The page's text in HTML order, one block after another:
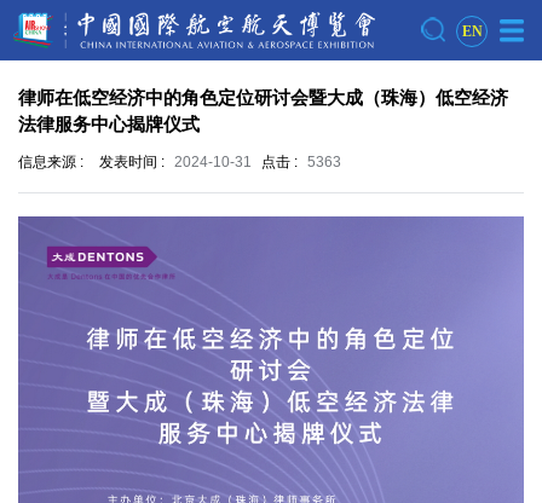
EN
律师在低空经济中的角色定位研讨会暨大成（珠海）低空经济
法律服务中心揭牌仪式
信息来源 : 发表时间 : 2024-10-31 点击 : 5363